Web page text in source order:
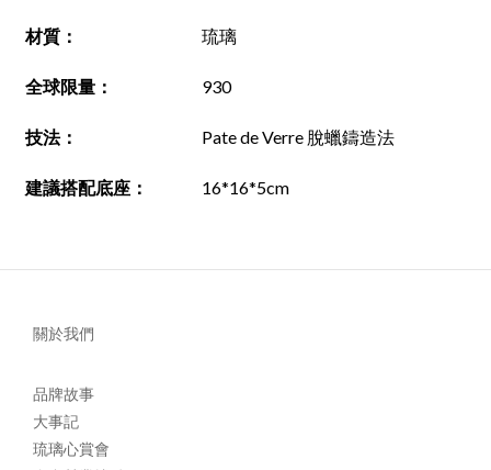
材質 ： 琉璃
全球限量： 930
技法： Pate de Verre 脫蠟鑄造法
建議搭配底座 ： 16*16*5cm
關於我們
品牌故事
大事記
琉璃心賞會